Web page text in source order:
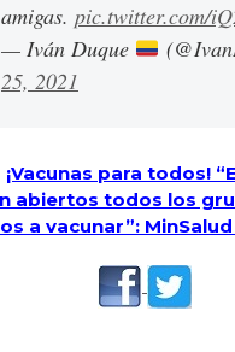
amigas. pic.twitter.com/
— Iván Duque
25, 2021
¡Vacunas para todos!
abiertos todos los
a vacunar”: MinSalud